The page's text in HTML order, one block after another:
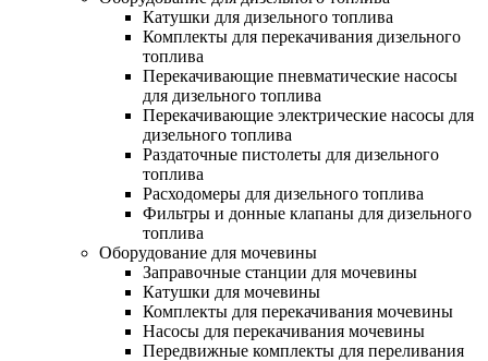
Катушки для дизельного топлива
Комплекты для перекачивания дизельного
топлива
Перекачивающие пневматические насосы
для дизельного топлива
Перекачивающие электрические насосы для
дизельного топлива
Раздаточные пистолеты для дизельного
топлива
Расходомеры для дизельного топлива
Фильтры и донные клапаны для дизельного
топлива
Оборудование для мочевины
Заправочные станции для мочевины
Катушки для мочевины
Комплекты для перекачивания мочевины
Насосы для перекачивания мочевины
Передвижные комплекты для переливания